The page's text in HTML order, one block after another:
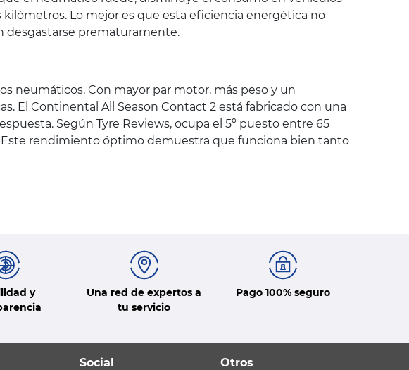
kilómetros. Lo mejor es que esta eficiencia energética no
desgastarse prematuramente.
neumáticos. Con mayor par motor, más peso y un
El Continental All Season Contact 2 está fabricado con una
Según Tyre Reviews, ocupa el 5º puesto entre 65
Este rendimiento óptimo demuestra que funciona bien tanto
y
Una red de expertos a
tu servicio
Pago 100% seguro
Social Otros